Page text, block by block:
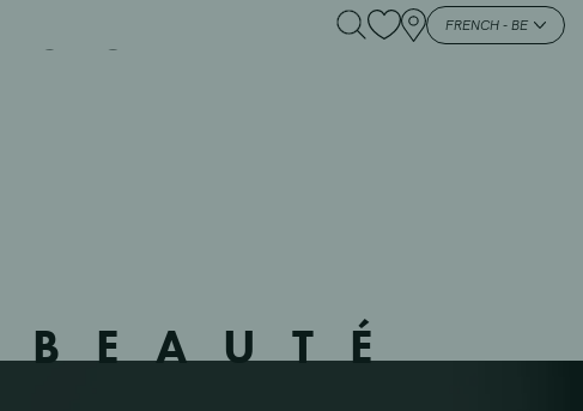
FRENCH - BE
– 21380 –